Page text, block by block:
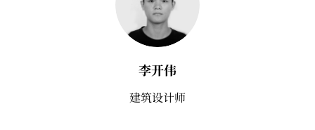
李开伟
建筑设计师